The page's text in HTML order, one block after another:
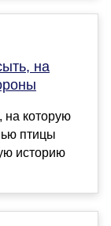
на
на которую
птицы
историю